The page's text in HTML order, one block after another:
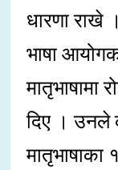
धारणा राखे ।
भाषा
मातृभाषामा
दिए । उनले
मातृभाषाका